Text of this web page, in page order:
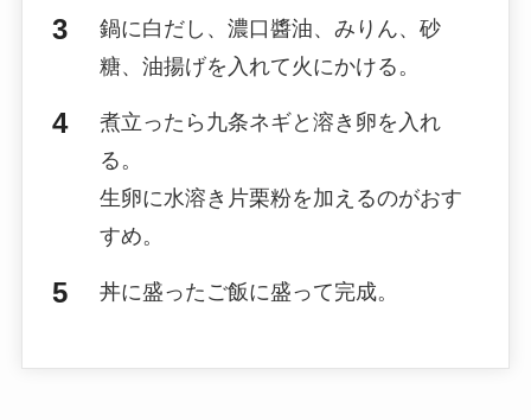
鍋に白だし、濃口醬油、みりん、砂
糖、油揚げを入れて火にかける。
煮立ったら九条ネギと溶き卵を入れ
る。
生卵に水溶き片栗粉を加えるのがおす
すめ。
丼に盛ったご飯に盛って完成。